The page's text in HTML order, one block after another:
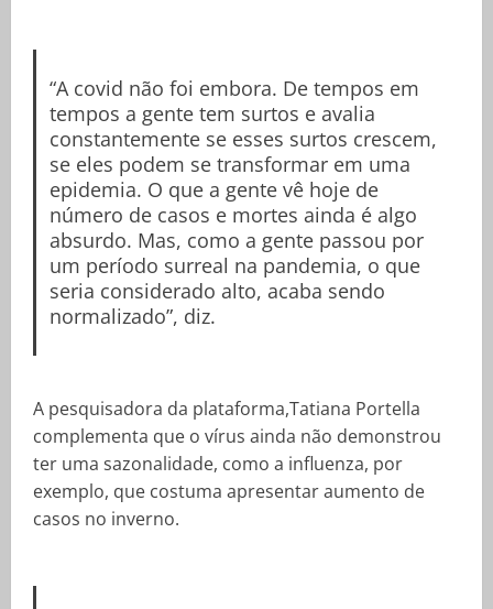
“A covid não foi embora. De tempos em
tempos a gente tem surtos e avalia
constantemente se esses surtos crescem,
se eles podem se transformar em uma
epidemia. O que a gente vê hoje de
número de casos e mortes ainda é algo
absurdo. Mas, como a gente passou por
um período surreal na pandemia, o que
seria considerado alto, acaba sendo
normalizado”, diz.
A pesquisadora da plataforma,Tatiana Portella
complementa que o vírus ainda não demonstrou
ter uma sazonalidade, como a influenza, por
exemplo, que costuma apresentar aumento de
casos no inverno.